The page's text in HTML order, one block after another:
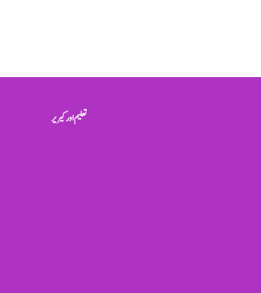
تعلیم اور کیریر